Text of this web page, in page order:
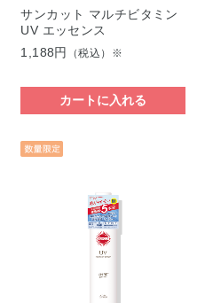
サンカット マルチビタミン
UV エッセンス
1,188円
（税込）※
カートに入れる